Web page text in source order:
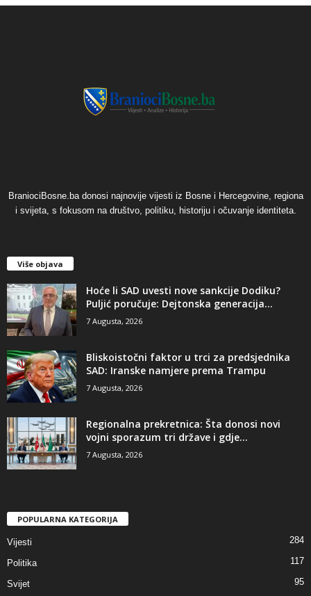
BraniociBosne.ba donosi najnovije vijesti iz Bosne i Hercegovine, regiona
i svijeta, s fokusom na društvo, politiku, historiju i očuvanje identiteta.
Više objava
​Hoće li SAD uvesti nove sankcije Dodiku?
Puljić poručuje: Dejtonska generacija...
7 Augusta, 2026
​Bliskoistočni faktor u trci za predsjednika
SAD: Iranske namjere prema Trampu
7 Augusta, 2026
​Regionalna prekretnica: Šta donosi novi
vojni sporazum tri države i gdje...
7 Augusta, 2026
POPULARNA KATEGORIJA
Vijesti 284
Politika 117
Svijet 95